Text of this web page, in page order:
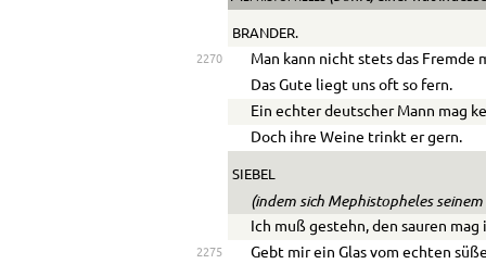
BRANDER.
2270
Man kann nicht stets das Fremde
Das Gute liegt uns oft so fern.
Ein echter deutscher Mann mag
Doch ihre Weine trinkt er gern.
SIEBEL
(indem sich Mephistopheles
Ich muß gestehn, den sauren
2275 Gebt mir ein Glas vom echten